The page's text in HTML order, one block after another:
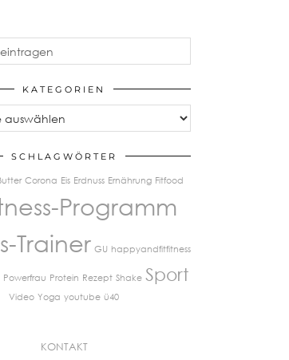
KATEGORIEN
SCHLAGWÖRTER
Corona Eis Erdnuss Ernährung Fitfood
Programm
Trainer GU happyandfitfitness
Powerfrau Protein Rezept Shake Sport
Video Yoga youtube ü40
KONTAKT